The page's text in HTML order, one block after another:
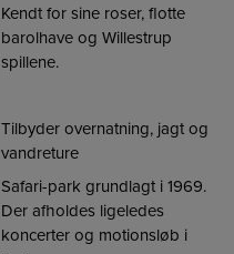
Kendt for sine roser, flotte
barolhave og Willestrup
spillene.
Tilbyder overnatning, jagt og
vandreture
Safari-park grundlagt i 1969.
Der afholdes ligeledes
koncerter og motionsløb i